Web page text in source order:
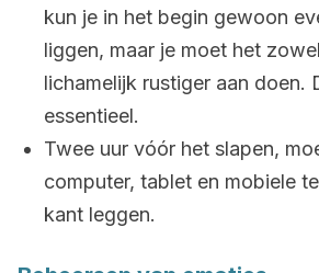
kun je in het begin gewoon
liggen, maar je moet het
lichamelijk rustiger aan doen.
essentieel.
Twee uur vóór het slapen,
computer, tablet en mobiele
kant leggen.